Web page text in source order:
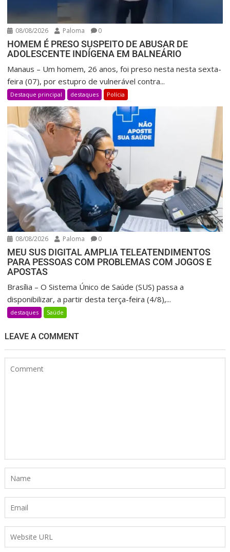
08/08/2026 Paloma 0
HOMEM É PRESO SUSPEITO DE ABUSAR DE
ADOLESCENTE INDÍGENA EM BALNEÁRIO
Manaus – Um homem, 26 anos, foi preso nesta nesta sexta-
feira (07), por estupro de vulnerável contra...
Destaque principal destaques Polícia
08/08/2026 Paloma 0
MEU SUS DIGITAL AMPLIA TELEATENDIMENTOS
PARA PESSOAS COM PROBLEMAS COM JOGOS E
APOSTAS
Brasília – O Sistema Único de Saúde (SUS) passa a
disponibilizar, a partir desta terça-feira (4/8),...
destaques Saúde
LEAVE A COMMENT